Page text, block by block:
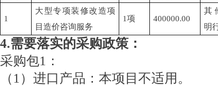
1
大型专项装修改造项
目造价咨询服务
1项 400000.00
其
明
4.需要落实的采购政策：
采购包1：
（1）进口产品：本项目不适用。